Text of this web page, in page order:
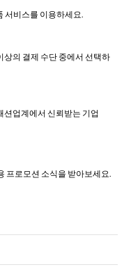
서비스를 이용하세요.
상의 결제 수단 중에서 선택하
션업계에서 신뢰받는 기업
프로모션 소식을 받아보세요.